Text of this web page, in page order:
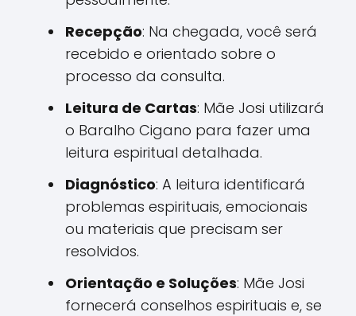
Recepção: Na chegada, você será
recebido e orientado sobre o
processo da consulta.
Leitura de Cartas: Mãe Josi utilizará
o Baralho Cigano para fazer uma
leitura espiritual detalhada.
Diagnóstico: A leitura identificará
problemas espirituais, emocionais
ou materiais que precisam ser
resolvidos.
Orientação e Soluções: Mãe Josi
fornecerá conselhos espirituais e, se